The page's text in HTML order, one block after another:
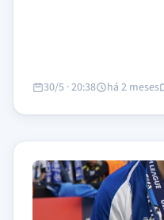
30/5 · 20:38 há 2 meses